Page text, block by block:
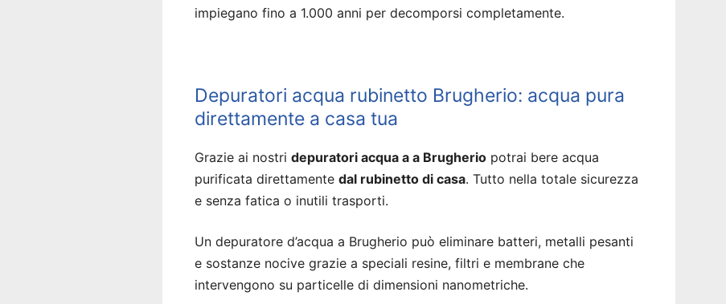
impiegano fino a 1.000 anni per decomporsi completamente.
Depuratori acqua rubinetto Brugherio: acqua pura
direttamente a casa tua
Grazie ai nostri depuratori acqua a a Brugherio potrai bere acqua
purificata direttamente dal rubinetto di casa. Tutto nella totale sicurezza
e senza fatica o inutili trasporti.
Un depuratore d’acqua a Brugherio può eliminare batteri, metalli pesanti
e sostanze nocive grazie a speciali resine, filtri e membrane che
intervengono su particelle di dimensioni nanometriche.